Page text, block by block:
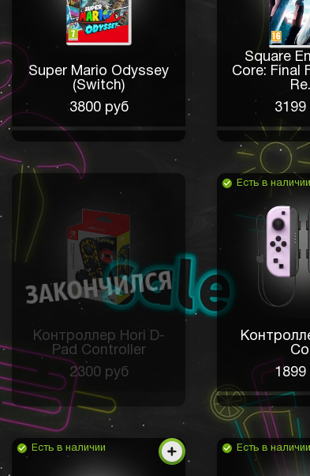
Super Mario Odyssey
(Switch)
3800 руб
Square
Core: Final
3199
Контроллер Hori D-
Pad Controller
2300 руб
Есть в наличии
1899
Есть в наличии Есть в наличии